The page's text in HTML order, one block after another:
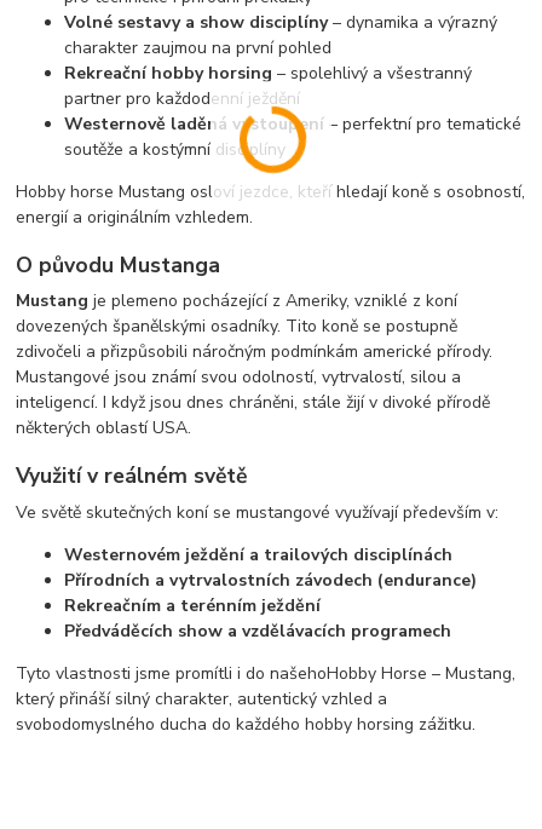
Volné sestavy a show disciplíny– dynamika a výrazný
charakter zaujmou na první pohled
Rekreační hobby horsing – spolehlivý a všestranný
partner pro každodenní ježdění
Westernově laděná vystoupení – perfektní pro tematické
soutěže a kostýmní disciplíny
Hobby horse Mustang osloví jezdce, kteří hledají koně s osobností,
energií a originálním vzhledem.
O původu Mustanga
Mustang je plemeno pocházející z Ameriky, vzniklé z koní
dovezených španělskými osadníky. Tito koně se postupně
zdivočeli a přizpůsobili náročným podmínkám americké přírody.
Mustangové jsou známí svou odolností, vytrvalostí, silou a
inteligencí. I když jsou dnes chráněni, stále žijí v divoké přírodě
některých oblastí USA.
Využití v reálném světě
Ve světě skutečných koní se mustangové využívají především v:
Westernovém ježdění a trailových disciplínách
Přírodních a vytrvalostních závodech (endurance)
Rekreačním a terénním ježdění
Předváděcích show a vzdělávacích programech
Tyto vlastnosti jsme promítli i do našehoHobby Horse – Mustang,
který přináší silný charakter, autentický vzhled a
svobodomyslného ducha do každého hobby horsing zážitku.